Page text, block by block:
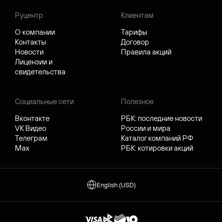
Руцентр
О компании
Контакты
Новости
Лицензии и
свидетельства
Клиентам
Тарифы
Договор
Правила акций
Социальные сети
Вконтакте
VK Видео
Телеграм
Max
Полезное
РБК: последние новости
России и мира
Каталог компаний РФ
РБК: котировки акций
English (USD)